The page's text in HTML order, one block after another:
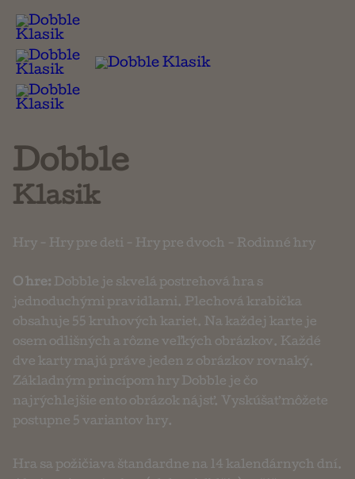
Náboženstvo a ezoterika
Dobble
Klasik
Hry - Hry pre deti - Hry pre dvoch - Rodinné hry
O hre: Dobble je skvelá postrehová hra s
jednoduchými pravidlami. Plechová krabička
obsahuje 55 kruhových kariet. Na každej karte je
osem odlišných a rôzne veľkých obrázkov. Každé
dve karty majú práve jeden z obrázkov rovnaký.
Základným princípom hry Dobble je čo
najrýchlejšie ento obrázok nájsť. Vyskúšať môžete
postupne 5 variantov hry.
Hra sa požičiava štandardne na 14 kalendárnych dní.